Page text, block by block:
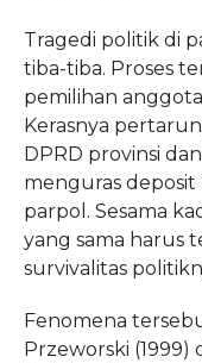
Tragedi politik di
tiba-tiba. Proses
pemilihan
Kerasnya
DPRD provinsi
menguras deposit
parpol. Sesama
yang sama harus
survivalitas
Fenomena
Przeworski (1999)